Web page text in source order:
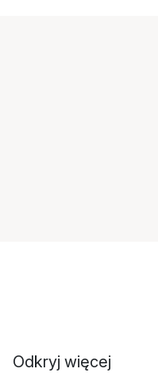
Odkryj więcej